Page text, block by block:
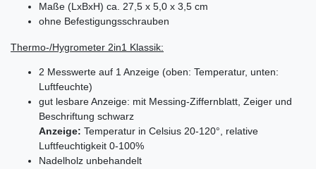
Maße (LxBxH) ca. 27,5 x 5,0 x 3,5 cm
ohne Befestigungsschrauben
Thermo-/Hygrometer 2in1 Klassik:
2 Messwerte auf 1 Anzeige (oben: Temperatur, unten:
Luftfeuchte)
gut lesbare Anzeige: mit Messing-Ziffernblatt, Zeiger und
Beschriftung schwarz
Anzeige: Temperatur in Celsius 20-120°, relative
Luftfeuchtigkeit 0-100%
Nadelholz unbehandelt